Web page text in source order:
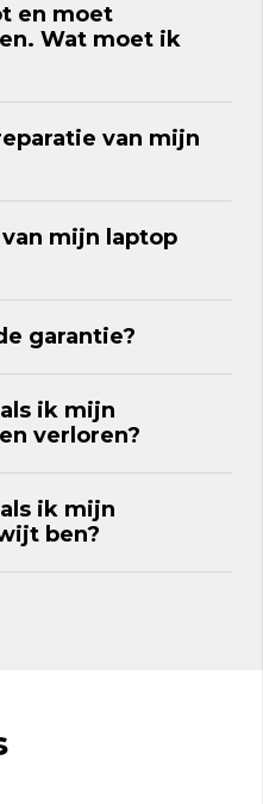
en moet
Wat moet ik
van mijn
mijn laptop
garantie?
ik mijn
verloren?
ik mijn
ben?